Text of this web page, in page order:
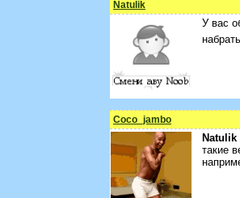
Natulik
У вас
Coco_jambo
Natulik
такие